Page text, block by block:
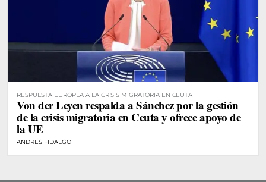
RESPUESTA EUROPEA A LA CRISIS MIGRATORIA EN CEUTA
Von der Leyen respalda a Sánchez por la gestión
de la crisis migratoria en Ceuta y ofrece apoyo de
la UE
ANDRÉS FIDALGO